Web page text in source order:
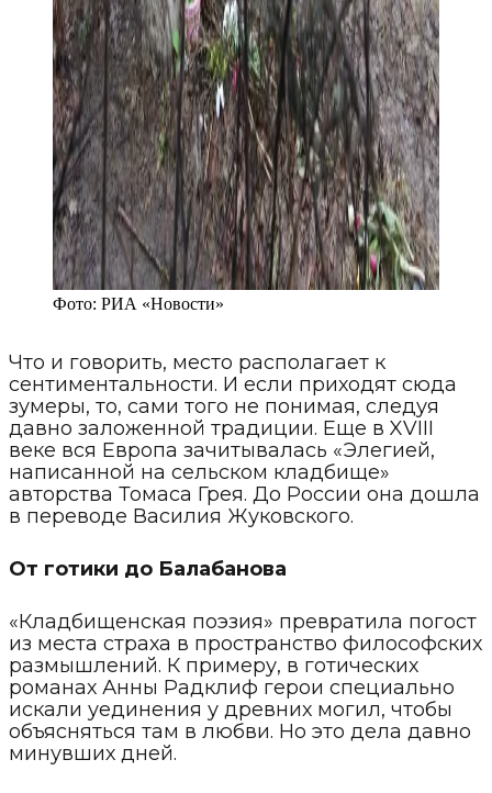
Фото: РИА «Новости»
Что и говорить, место располагает к
сентиментальности. И если приходят сюда
зумеры, то, сами того не понимая, следуя
давно заложенной традиции. Еще в XVIII
веке вся Европа зачитывалась «Элегией,
написанной на сельском кладбище»
авторства Томаса Грея. До России она дошла
в переводе Василия Жуковского.
От готики до Балабанова
«Кладбищенская поэзия» превратила погост
из места страха в пространство философских
размышлений. К примеру, в готических
романах Анны Радклиф герои специально
искали уединения у древних могил, чтобы
объясняться там в любви. Но это дела давно
минувших дней.